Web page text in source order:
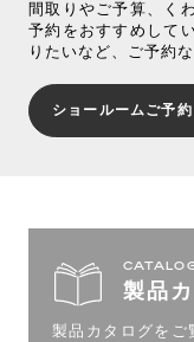
間取りやご予算、く
予約をおすすめして
りたいなど、ご予約
ショールームご予約
製品
製品カタログをご